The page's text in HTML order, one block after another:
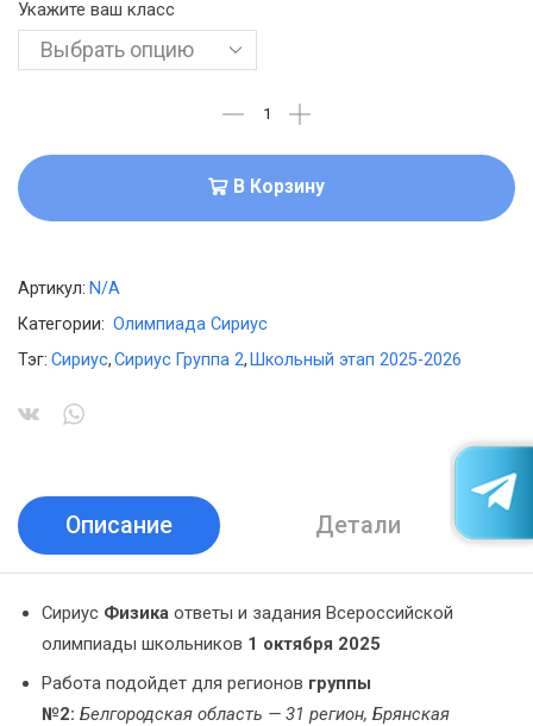
Укажите ваш класс
В Корзину
Артикул: N/A
Категории: Олимпиада Сириус
Тэг: Сириус,Сириус Группа 2, Школьный этап 2025-2026
Описание Детали
Сириус Физика ответы и задания Всероссийской
олимпиады школьников 1 октября 2025
Работа подойдет для регионов группы
№2: Белгородская область — 31 регион, Брянская